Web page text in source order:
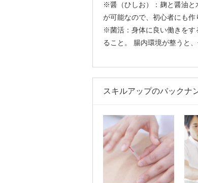
※醤（ひしお）：麹と醤油と
が可能なので、初心者にも作
※菌活：身体に良い働きをす
ること。 腸内環境が整うと
スキルアップのバックナ